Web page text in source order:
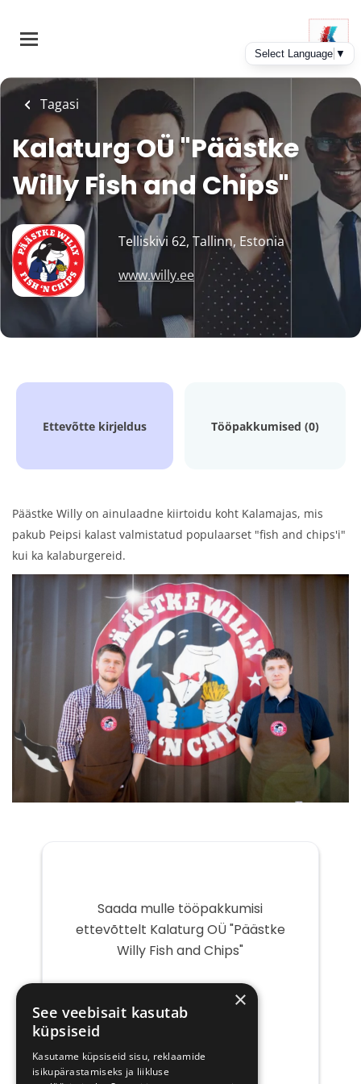
main
Tagasi
Kalaturg OÜ "Päästke
Willy Fish and Chips"
Telliskivi 62, Tallinn, Estonia
www.willy.ee
Ettevõtte kirjeldus Tööpakkumised (0)
Päästke Willy on ainulaadne kiirtoidu koht Kalamajas, mis
pakub Peipsi kalast valmistatud populaarset "fish and chips'i"
kui ka kalaburgereid.
Saada mulle tööpakkumisi
ettevõttelt Kalaturg OÜ "Päästke
Willy Fish and Chips"
post
×
See veebisait kasutab
küpsiseid
Kasutame küpsiseid sisu, reklaamide
isikupärastamiseks ja liikluse